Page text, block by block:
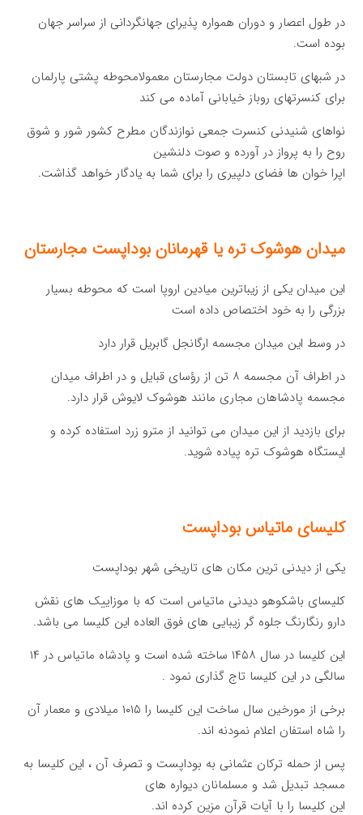
در طول اعصار و دوران همواره پذیرای جهانگردانی از سراسر جهان
بوده است.
در شبهای تابستان دولت مجارستان معمولامحوطه پشتی پارلمان
برای کنسرتهای روباز خیابانی آماده می کند
نواهای شنیدنی کنسرت جمعی نوازندگان مطرح کشور شور و شوق
روح را به پرواز در آورده و صوت دلنشین
اپرا خوان ها فضای دلپیری را برای شما به یادگار خواهد گذاشت.
میدان هوشوک تره یا قهرمانان بوداپست مجارستان
این میدان یکی از زیباترین میادین اروپا است که محوطه بسیار
بزرگی را به خود اختصاص داده است
در وسط این میدان مجسمه ارگانجل گابریل قرار دارد
در اطراف آن مجسمه ۸ تن از رؤسای قبایل و در اطراف میدان
مجسمه پادشاهان مجاری مانند هوشوک لایوش قرار دارد.
برای بازدید از این میدان می توانید از مترو زرد استفاده کرده و
ایستگاه هوشوک تره پیاده شوید.
کلیسای ماتیاس بوداپست
یکی از دیدنی ترین مکان های تاریخی شهر بوداپست
کلیسای باشکوهو دیدنی ماتیاس است که با موزاییک های نقش
دارو رنگارنگ جلوه گر زیبایی های فوق العاده این کلیسا می باشد.
این کلیسا در سال ۱۴۵۸ ساخته شده است و پادشاه ماتیاس در ۱۴
سالگی در این کلیسا تاج گذاری نمود .
برخی از مورخین سال ساخت این کلیسا را ۱۰۱۵ میلادی و معمار آن
را شاه استفان اعلام نمودنه اند.
پس از حمله ترکان عثمانی به بوداپست و تصرف آن ، این کلیسا به
مسجد تبدیل شد و مسلمانان دیواره های
این کلیسا را با آیات قرآن مزین کرده اند.